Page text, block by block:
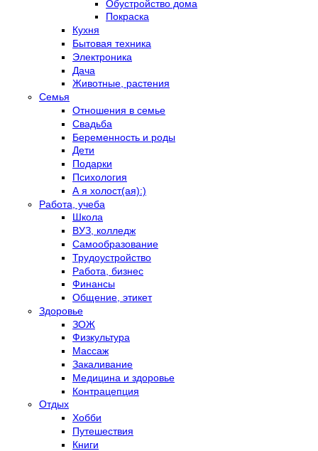
Обустройство дома
Покраска
Кухня
Бытовая техника
Электроника
Дача
Животные, растения
Семья
Отношения в семье
Свадьба
Беременность и роды
Дети
Подарки
Психология
А я холост(ая):)
Работа, учеба
Школа
ВУЗ, колледж
Самообразование
Трудоустройство
Работа, бизнес
Финансы
Общение, этикет
Здоровье
ЗОЖ
Физкультура
Массаж
Закаливание
Медицина и здоровье
Контрацепция
Отдых
Хобби
Путешествия
Книги